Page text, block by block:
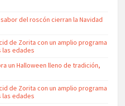
del roscón cierran la Navidad
de Zorita con un amplio programa
edades
un Halloween lleno de tradición,
de Zorita con un amplio programa
edades